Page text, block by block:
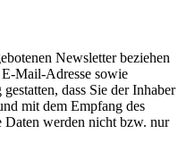
Newsletter beziehen
Mail-Adresse sowie
dass Sie der Inhaber
mit dem Empfang des
Daten werden nicht bzw. nur